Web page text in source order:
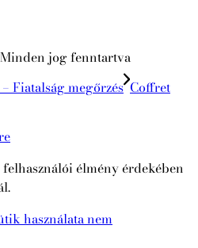
jog fenntartva
Fiatalság megőrzés Coffret
élmény érdekében
használata nem